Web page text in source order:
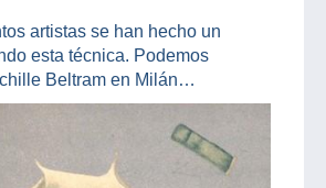
artistas se han hecho un
esta técnica. Podemos
Beltram en Milán…